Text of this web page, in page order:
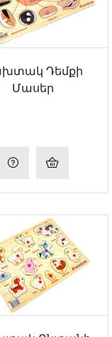
Դեմքի
Մասեր